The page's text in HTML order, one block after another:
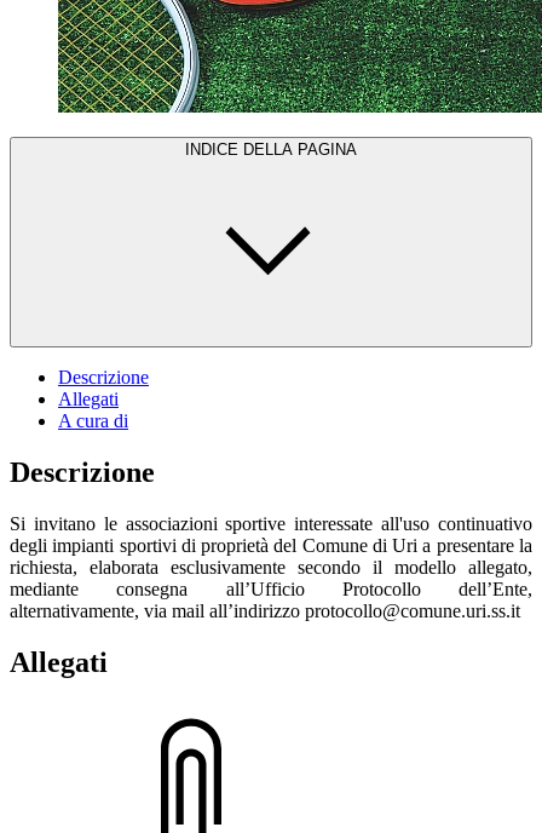
INDICE DELLA PAGINA
Descrizione
Allegati
A cura di
Descrizione
Si invitano le associazioni sportive interessate all'uso continuativo
degli impianti sportivi di proprietà del Comune di Uri a presentare la
richiesta, elaborata esclusivamente secondo il modello allegato,
mediante consegna all’Ufficio Protocollo dell’Ente,
alternativamente, via mail all’indirizzo protocollo@comune.uri.ss.it
Allegati